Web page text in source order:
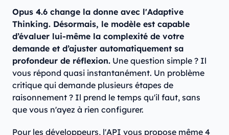
Opus 4.6 change la donne avec l'Adaptive
Thinking. Désormais, le modèle est capable
d’évaluer lui-même la complexité de votre
demande et d’ajuster automatiquement sa
profondeur de réflexion. Une question simple ? Il
vous répond quasi instantanément. Un problème
critique qui demande plusieurs étapes de
raisonnement ? Il prend le temps qu'il faut, sans
que vous n'ayez à rien configurer.
Pour les développeurs, l'API vous propose même 4